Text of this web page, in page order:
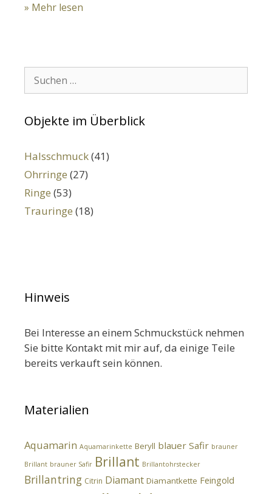
» Mehr lesen
Suchen:
Objekte im Überblick
Halsschmuck(41)
Ohrringe (27)
Ringe (53)
Trauringe (18)
Hinweis
Bei Interesse an einem Schmuckstück nehmen
Sie bitte Kontakt mit mir auf, da einige Teile
bereits verkauft sein können.
Materialien
Aquamarin Aquamarinkette Beryll blauer Safir brauner
Brillant brauner Safir Brillant Brillantohrstecker
Brillantring Citrin Diamant Diamantkette Feingold